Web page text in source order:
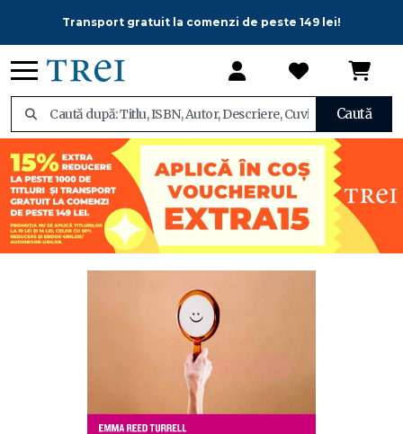
Transport gratuit la comenzi de peste 149 lei!
Caută